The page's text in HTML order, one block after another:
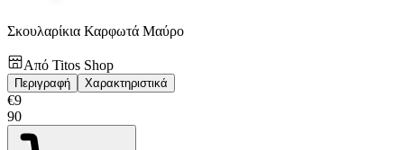
Σκουλαρίκια Καρφωτά Μαύρο
Από Titos Shop
Περιγραφή Χαρακτηριστικά
€9
90